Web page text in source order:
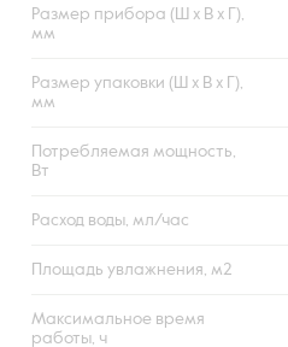
Размер прибора (Ш х В х Г),
мм
Размер упаковки (Ш х В х Г),
мм
Потребляемая мощность,
Вт
Расход воды, мл/час
Площадь увлажнения, м2
Максимальное время
работы, ч